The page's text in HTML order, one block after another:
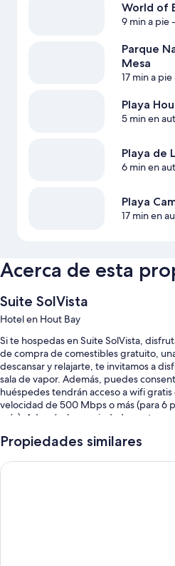
World of
9 min a pie-
Parque
Mesa
17 min a pie
Playa
5 min en
Playa de
6 min en
Playa
17 min en
Acerca de esta
Suite SolVista
Hotel en Hout Bay
Si te hospedas en Suite SolVista,
de compra de comestibles gratuito,
descansar y relajarte, te invitamos a
sala de vapor. Además, puedes
huéspedes tendrán acceso a wifi
velocidad de 500 Mbps o más (para 6
más). Además, la propiedad cuenta con
También disfrutarás de los siguientes
Propiedades similares
Boulders Beach Hotel, Cafe and